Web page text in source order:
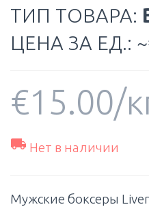
ТИП ТОВАРА:
ЦЕНА ЗА ЕД.:
€15.00/
 Нет в наличии
Мужские боксеры